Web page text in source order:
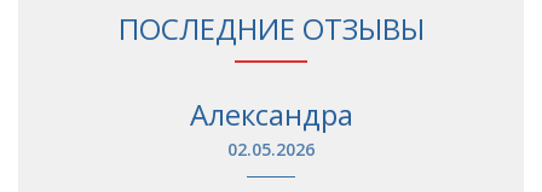
ПОСЛЕДНИЕ ОТЗЫВЫ
Александра
02.05.2026